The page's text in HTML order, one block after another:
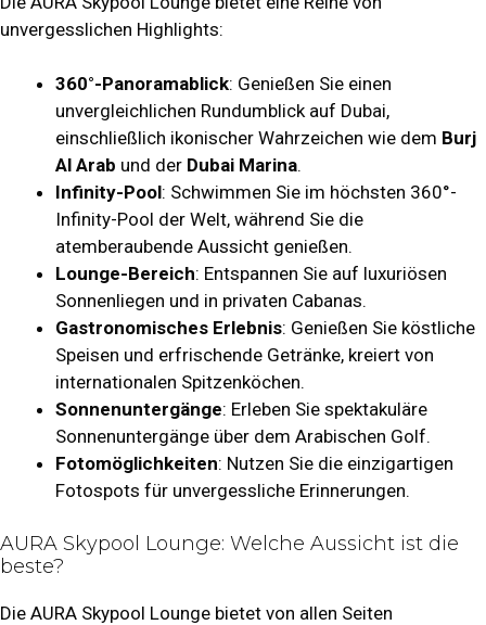
unvergesslichen Highlights:
360°-Panoramablick: Genießen Sie einen
unvergleichlichen Rundumblick auf Dubai,
einschließlich ikonischer Wahrzeichen wie dem Burj
Al Arab und der Dubai Marina.
Infinity-Pool: Schwimmen Sie im höchsten 360°-
Infinity-Pool der Welt, während Sie die
atemberaubende Aussicht genießen.
Lounge-Bereich: Entspannen Sie auf luxuriösen
Sonnenliegen und in privaten Cabanas.
Gastronomisches Erlebnis: Genießen Sie köstliche
Speisen und erfrischende Getränke, kreiert von
internationalen Spitzenköchen.
Sonnenuntergänge: Erleben Sie spektakuläre
Sonnenuntergänge über dem Arabischen Golf.
Fotomöglichkeiten: Nutzen Sie die einzigartigen
Fotospots für unvergessliche Erinnerungen.
AURA Skypool Lounge: Welche Aussicht ist die
beste?
Die AURA Skypool Lounge bietet von allen Seiten